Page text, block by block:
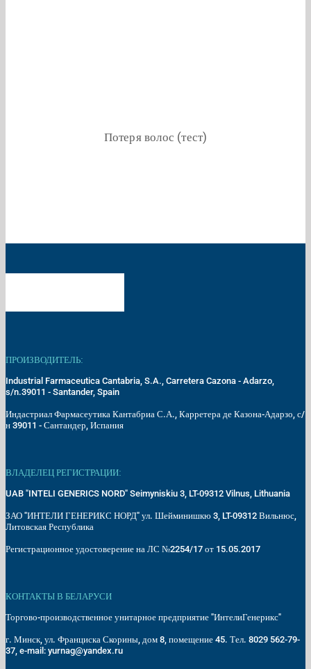
Потеря волос (тест)
ПРОИЗВОДИТЕЛЬ:
Industrial Farmaceutica Cantabria, S.A., Carretera Cazona - Adarzo,
s/n.39011 - Santander, Spain
Индастриал Фармасеутика Кантабриа С.А., Карретера де Казона-Адарзо, с/
н 39011 - Сантандер, Испания
ВЛАДЕЛЕЦ РЕГИСТРАЦИИ:
UAB "INTELI GENERICS NORD" Seimyniskiu 3, LT-09312 Vilnus, Lithuania
ЗАО "ИНТЕЛИ ГЕНЕРИКС НОРД" ул. Шейминишкю 3, LT-09312 Вильнюс,
Литовская Республика
Регистрационное удостоверение на ЛС №2254/17 от 15.05.2017
КОНТАКТЫ В БЕЛАРУСИ
Торгово-производственное унитарное предприятие "ИнтелиГенерикс"
г. Минск, ул. Франциска Скорины, дом 8, помещение 45. Тел. 8029 562-79-
37, e-mail: yurnag@yandex.ru